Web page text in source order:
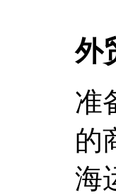
外
准
的
海